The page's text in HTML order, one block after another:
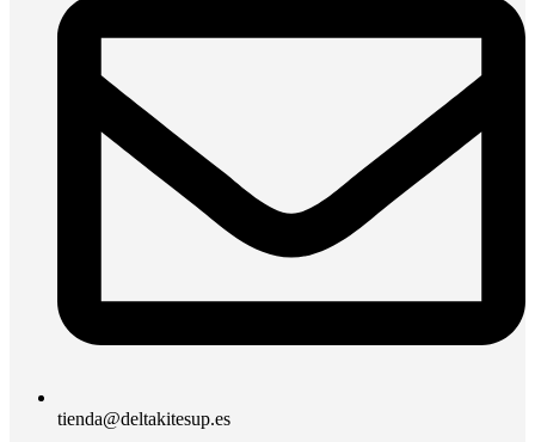
tienda@deltakitesup.es